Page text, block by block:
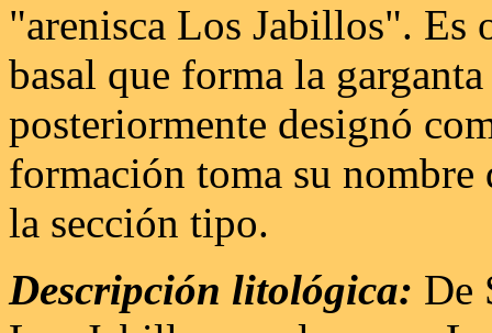
"arenisca Los Jabillos". Es
basal que forma la
posteriormente designó
formación toma su nombre
la sección tipo.
Descripción litológica: De